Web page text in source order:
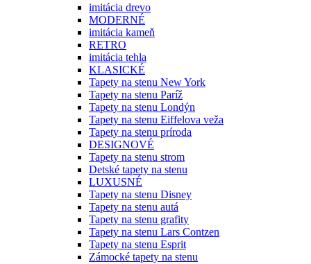
imitácia drevo
MODERNÉ
imitácia kameň
RETRO
imitácia tehla
KLASICKÉ
Tapety na stenu New York
Tapety na stenu Paríž
Tapety na stenu Londýn
Tapety na stenu Eiffelova veža
Tapety na stenu príroda
DESIGNOVÉ
Tapety na stenu strom
Detské tapety na stenu
LUXUSNÉ
Tapety na stenu Disney
Tapety na stenu autá
Tapety na stenu grafity
Tapety na stenu Lars Contzen
Tapety na stenu Esprit
Zámocké tapety na stenu